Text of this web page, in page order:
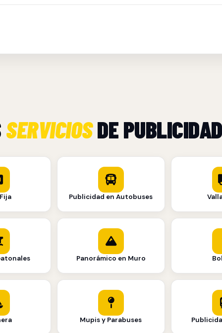
SERVICIOSDE
Publicidad en Autobuses
Panorámico en Muro
Mupis y Parabuses